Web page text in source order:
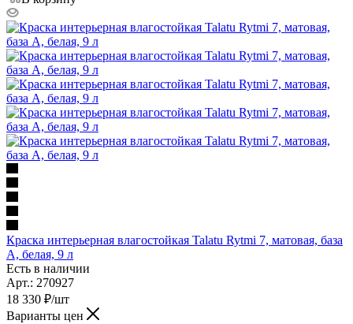
Краска интерьерная влагостойкая Talatu Rytmi 7, матовая, база
А, белая, 9 л
Есть в наличии
Арт.: 270927
18 330 ₽/шт
Варианты цен